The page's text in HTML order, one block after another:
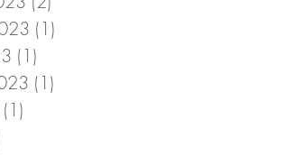
(1)
(1)
(1)
(1)